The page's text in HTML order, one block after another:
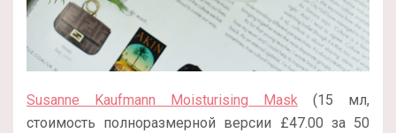
Susanne Kaufmann Moisturising Mask (15 мл,
стоимость полноразмерной версии £47.00 за 50